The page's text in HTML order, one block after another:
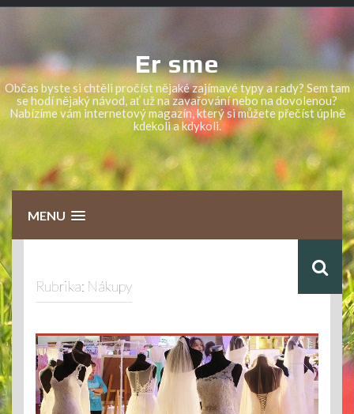
Skip
Er sme
Občas byste si chtěli pročíst nějaké zajímavé typy a rady? Sem tam
se hodí nějaký návod, ať už na zavařování nebo na dovolenou?
Nabízíme vám internetový magazín, který si můžete přečíst úplně
kdekoli a kdykoli.
MENU
Rubrika: Nákupy